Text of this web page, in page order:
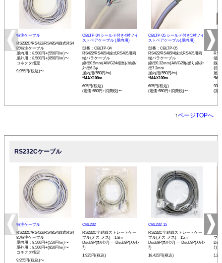
特注ケーブル
RS232C/RS422/RS485/4線式RS4
85特注ケーブル
屋内用：8,500円+(550円/m)〜
屋外用：8,500円+(850円/m)〜
コネクタ指定
9,955円(税込)〜
CBLTP-04 シールド付き4対ツイ
ストペアケーブル (屋内用)
型番：CBLTP-04
RS422/RS485/4線式RS485用両
端バラケーブル
線径0.5mm(AWG24相当)/単線/
外径6.2φ
屋内用(550円/m)
*MAX100m
605円(税込)
(定価:550円+消費税)〜
CBLTP-05 シールド付き5対ツイ
ストペアケーブル(屋内用)
型番：CBLTP-05
RS422/RS485/4線式RS485用両
端バラケーブル
線径0.32mm(AWG28)/撚り線/外
径7.3mm
屋内用(550円/m)
*MAX100m
605円(税込)
(定価:550円+消費税)〜
イ
端
線
径
屋
935
(定
↑ページTOPへ
RS232Cケーブル
特注ケーブル
RS232C/RS422/RS485/4線式RS4
85特注ケーブル
屋内用：8,500円+(550円/m)〜
屋外用：8,500円+(850円/m)〜
コネクタ指定
9,955円(税込)〜
CBL232
RS232C全結線ストレートケー
ブル(オス-メス) 1.8m
Dsub9P(ｵｽ/ｲﾝﾁ) ― Dsub9P(ﾒｽ/ｲﾝ
ﾁ)
1,925円(税込)
CBL232-15
RS232C全結線ストレートケー
ブル(オス-メス) 15m
Dsub9P(ｵｽ/ｲﾝﾁ) ― Dsub9P(ﾒｽ/ｲﾝ
ﾁ)
18,425円(税込)
ブ
ﾁ)